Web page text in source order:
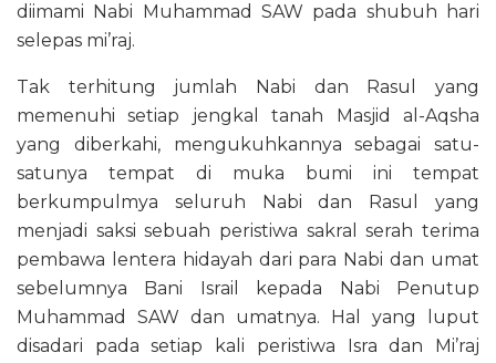
diimami Nabi Muhammad SAW pada shubuh hari
selepas mi’raj.
Tak terhitung jumlah Nabi dan Rasul yang
memenuhi setiap jengkal tanah Masjid al-Aqsha
yang diberkahi, mengukuhkannya sebagai satu-
satunya tempat di muka bumi ini tempat
berkumpulmya seluruh Nabi dan Rasul yang
menjadi saksi sebuah peristiwa sakral serah terima
pembawa lentera hidayah dari para Nabi dan umat
sebelumnya Bani Israil kepada Nabi Penutup
Muhammad SAW dan umatnya. Hal yang luput
disadari pada setiap kali peristiwa Isra dan Mi’raj